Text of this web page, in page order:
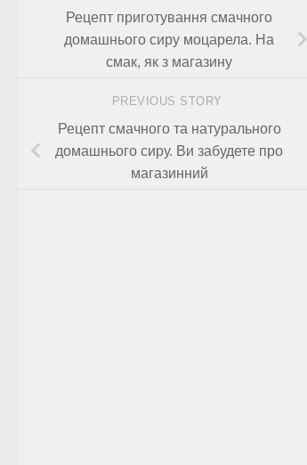
Рецепт приготування смачного
домашнього сиру моцарела. На
смак, як з магазину
PREVIOUS STORY
Рецепт смачного та натурального
домашнього сиру. Ви забудете про
магазинний